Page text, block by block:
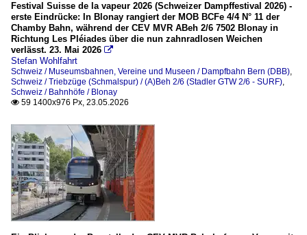
die Waadtländer Riviera
Triebzüge (Normalspur)
RABe 511 (DOSTO / KISS)
RABe 523.5 (Stadler FLIRT³ "Mouette") Fernverkehr
Triebzüge (Schmalspur)
ABe 4/4 bzw. Be 4/4 Serie 9000 " ALPINA"(ABe 8/8)
ABe 4/4 I (RhB)
ABe 4/8 bzw. 4/12 - TPC, tansN und CJ (Stadler)
Festival Suisse de la vapeur 2026 (Schweizer Dampffestival 2026) -
erste Eindrücke: In Blonay rangiert der MOB BCFe 4/4 N° 11 der
Chamby Bahn, während der CEV MVR ABeh 2/6 7502 Blonay in
Richtung Les Pléiades über die nun zahnradlosen Weichen
verlässt. 23. Mai 2026 
Stefan Wohlfahrt
Schweiz / Museumsbahnen, Vereine und Museen / Dampfbahn Bern (DBB),
Schweiz / Triebzüge (Schmalspur) / (A)Beh 2/6 (Stadler GTW 2/6 - SURF),
Schweiz / Bahnhöfe / Blonay
 59 1400x976 Px, 23.05.2026